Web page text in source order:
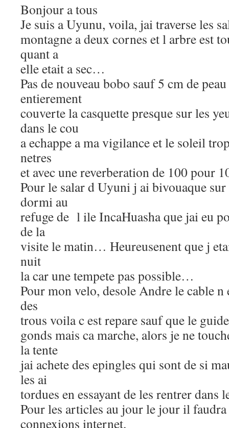
Bonjour a tous
Je suis a Uyunu, voila, jai traverse les
montagne a deux cornes et l arbre est
quant a
elle etait a sec…
Pas de nouveau bobo sauf 5 cm de
entierement
couverte la casquette presque sur les
dans le cou
a echappe a ma vigilance et le soleil
netres
et avec une reverberation de 100 pour
Pour le salar d Uyuni j ai bivouaque
dormi au
refuge de l ile IncaHuasha que jai eu
de la
visite le matin… Heureusenent que j
nuit
la car une tempete pas possible…
Pour mon velo, desole Andre le cable n
des
trous voila c est repare sauf que le
gonds mais ca marche, alors je ne
la tente
jai achete des epingles qui sont de si
les ai
tordues en essayant de les rentrer dans
Pour les articles au jour le jour il
connexions internet.